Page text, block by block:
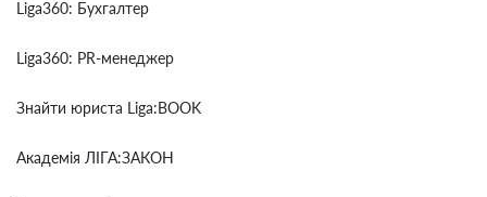
Liga360: Бухгалтер
Liga360: PR-менеджер
Знайти юриста Liga:BOOK
Академія ЛІГА:ЗАКОН